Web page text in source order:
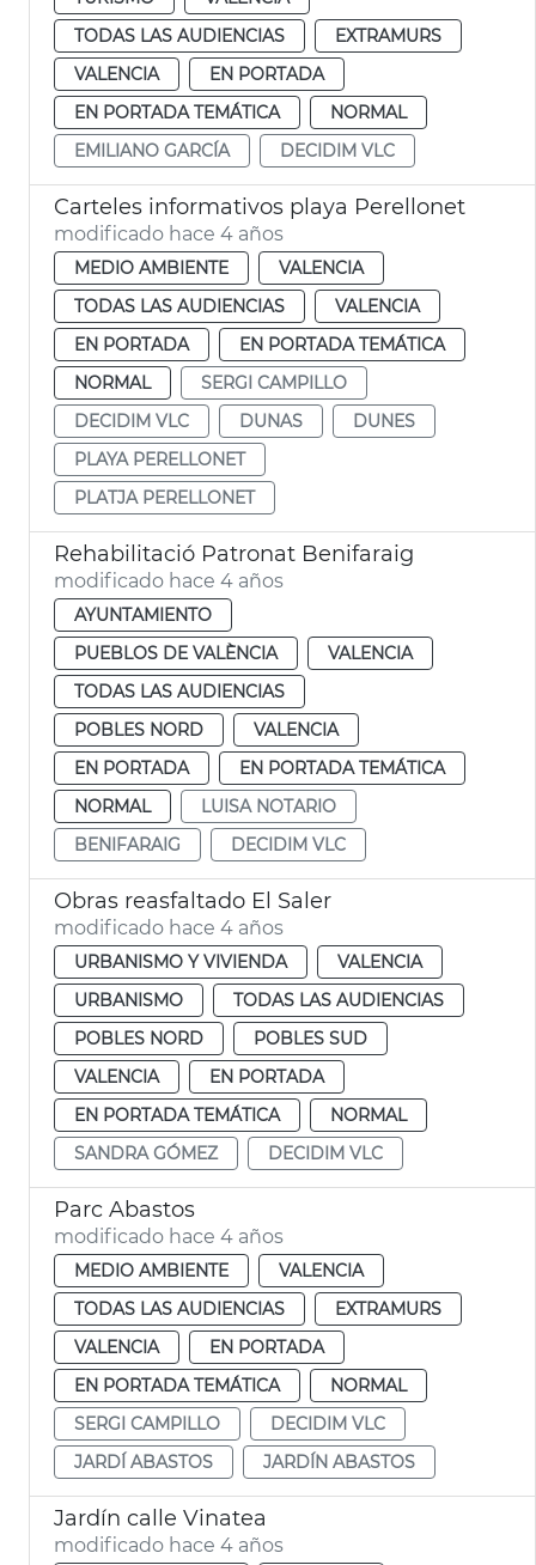
TODAS LAS AUDIENCIAS
EXTRAMURS
VALENCIA
EN PORTADA
EN PORTADA TEMÁTICA
NORMAL
EMILIANO GARCÍA
DECIDIM VLC
Carteles informativos playa Perellonet
modificado hace 4 años
MEDIO AMBIENTE
VALENCIA
TODAS LAS AUDIENCIAS
VALENCIA
EN PORTADA
EN PORTADA TEMÁTICA
NORMAL
SERGI CAMPILLO
DECIDIM VLC
DUNAS
DUNES
PLAYA PERELLONET
PLATJA PERELLONET
Rehabilitació Patronat Benifaraig
modificado hace 4 años
AYUNTAMIENTO
PUEBLOS DE VALÈNCIA
VALENCIA
TODAS LAS AUDIENCIAS
POBLES NORD
VALENCIA
EN PORTADA
EN PORTADA TEMÁTICA
NORMAL
LUISA NOTARIO
BENIFARAIG
DECIDIM VLC
Obras reasfaltado El Saler
modificado hace 4 años
URBANISMO Y VIVIENDA
VALENCIA
URBANISMO
TODAS LAS AUDIENCIAS
POBLES NORD
POBLES SUD
VALENCIA
EN PORTADA
EN PORTADA TEMÁTICA
NORMAL
SANDRA GÓMEZ
DECIDIM VLC
Parc Abastos
modificado hace 4 años
MEDIO AMBIENTE
VALENCIA
TODAS LAS AUDIENCIAS
EXTRAMURS
VALENCIA
EN PORTADA
EN PORTADA TEMÁTICA
NORMAL
SERGI CAMPILLO
DECIDIM VLC
JARDÍ ABASTOS
JARDÍN ABASTOS
Jardín calle Vinatea
modificado hace 4 años